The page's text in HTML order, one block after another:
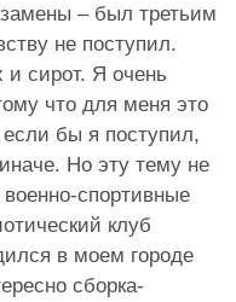
– был третьим
не поступил.
и сирот. Я очень
что для меня это
бы я поступил,
Но эту тему не
спортивные
клуб
в моем городе
сборка-